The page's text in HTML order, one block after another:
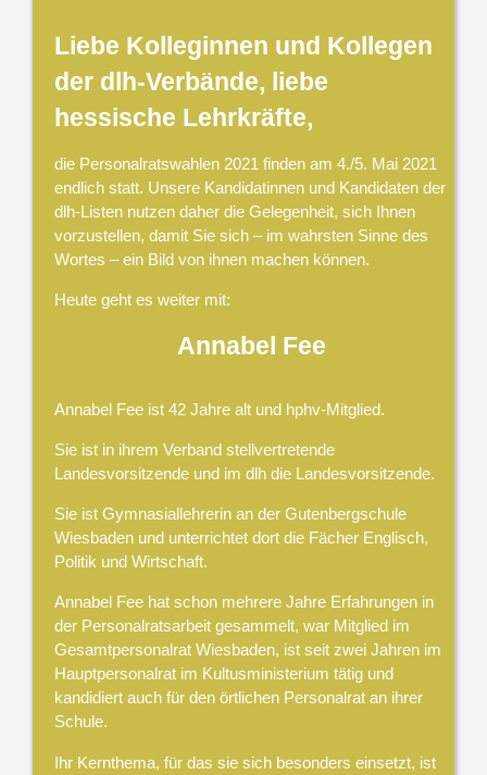
Liebe Kolleginnen und Kollegen
der dlh-Verbände, liebe
hessische Lehrkräfte,
die Personalratswahlen 2021 finden am 4./5. Mai 2021
endlich statt. Unsere Kandidatinnen und Kandidaten der
dlh-Listen nutzen daher die Gelegenheit, sich Ihnen
vorzustellen, damit Sie sich – im wahrsten Sinne des
Wortes – ein Bild von ihnen machen können.
Heute geht es weiter mit:
Annabel Fee
Annabel Fee ist 42 Jahre alt und hphv-Mitglied.
Sie ist in ihrem Verband stellvertretende
Landesvorsitzende und im dlh die Landesvorsitzende.
Sie ist Gymnasiallehrerin an der Gutenbergschule
Wiesbaden und unterrichtet dort die Fächer Englisch,
Politik und Wirtschaft.
Annabel Fee hat schon mehrere Jahre Erfahrungen in
der Personalratsarbeit gesammelt, war Mitglied im
Gesamtpersonalrat Wiesbaden, ist seit zwei Jahren im
Hauptpersonalrat im Kultusministerium tätig und
kandidiert auch für den örtlichen Personalrat an ihrer
Schule.
Ihr Kernthema, für das sie sich besonders einsetzt, ist